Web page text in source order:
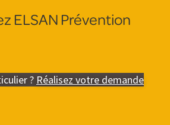
ELSAN Prévention
? Réalisez votre demande